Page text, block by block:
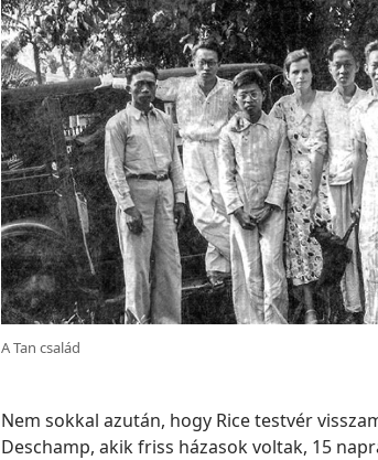
A Tan család
Nem sokkal azután, hogy Rice testvér
Deschamp, akik friss házasok voltak, 15